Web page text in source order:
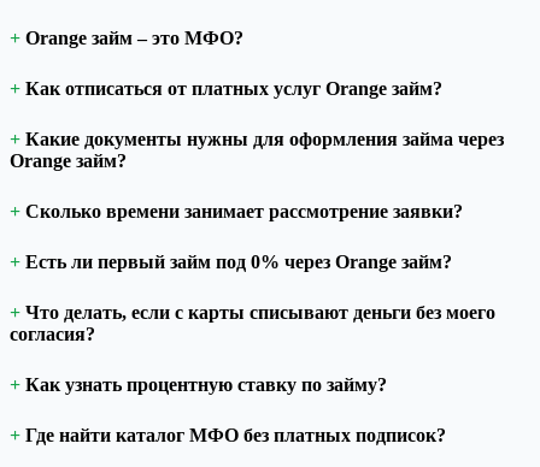
Orange займ – это МФО?
Как отписаться от платных услуг Orange займ?
Какие документы нужны для оформления займа через
Orange займ?
Сколько времени занимает рассмотрение заявки?
Есть ли первый займ под 0% через Orange займ?
Что делать, если с карты списывают деньги без моего
согласия?
Как узнать процентную ставку по займу?
Где найти каталог МФО без платных подписок?